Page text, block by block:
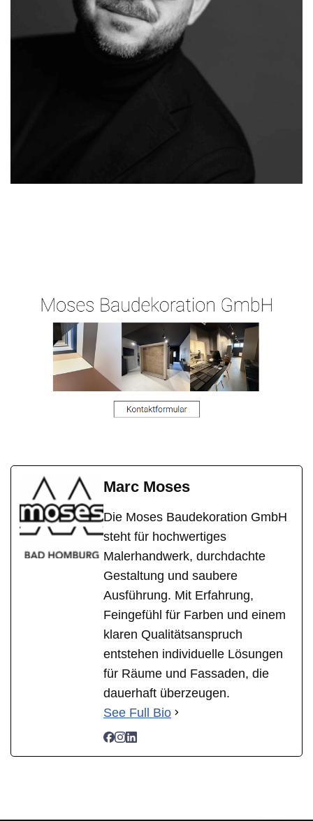
Marc Moses
Die Moses Baudekoration GmbH
steht für hochwertiges
Malerhandwerk, durchdachte
Gestaltung und saubere
Ausführung. Mit Erfahrung,
Feingefühl für Farben und einem
klaren Qualitätsanspruch
entstehen individuelle Lösungen
für Räume und Fassaden, die
dauerhaft überzeugen.
See Full Bio